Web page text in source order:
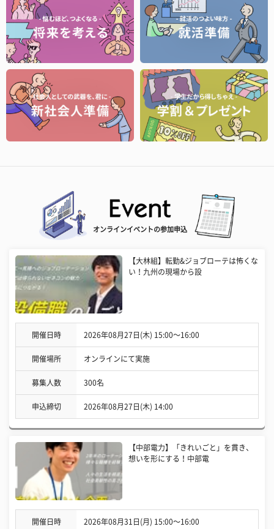
オンラインイベントの参加申込
【大林組】転勤&ジョブローテは怖くな
い！九州の現場から設
開催日時 2026年08月27日(木) 15:00〜16:00
開催場所 オンラインにて実施
募集人数 300名
申込締切 2026年08月27日(木) 14:00
【中部電力】「きれいごと」を貫き、
想いを形にする！中部電
開催日時 2026年08月31日(月) 15:00〜16:00